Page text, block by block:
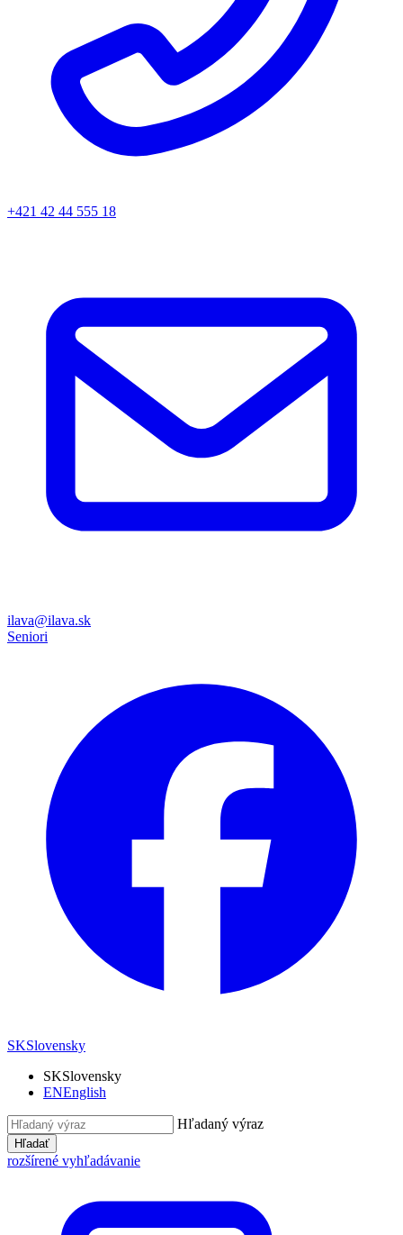
+421 42 44 555 18
ilava@ilava.sk
Seniori
SKSlovensky
SKSlovensky
ENEnglish
Hľadaný výraz
Hľadať
rozšírené vyhľadávanie